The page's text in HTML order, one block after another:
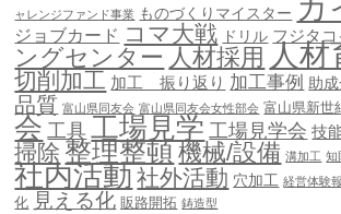
ャレンジファンド事業 ものづくりマイスター カ
ジョブカード コマ大戦 ドリル フジタコ
ングセンター 人材採用 人材
切削加工 加工 振り返り 加工事例 助
品質 富山県同友会 富山県同友会女性部会 富山県新世
会 工具 工場見学 工場見学会 技
掃除 整理整頓機械/設備 溝加工 知
社内活動社外活動 穴加工 経営体験
化 見える化 販路開拓 鋳造型